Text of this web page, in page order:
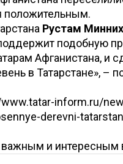
положительным.
Рустам
подобную
Афганистана, и
в Татарстане», –
inform.ru/
derevni-
и интересным